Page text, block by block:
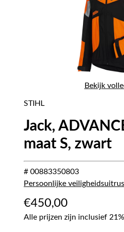
Bekijk
STIHL
Jack,
maat S, zwart
# 00883350803
Persoonlijke
€450,00
Alle prijzen zijn inclusief